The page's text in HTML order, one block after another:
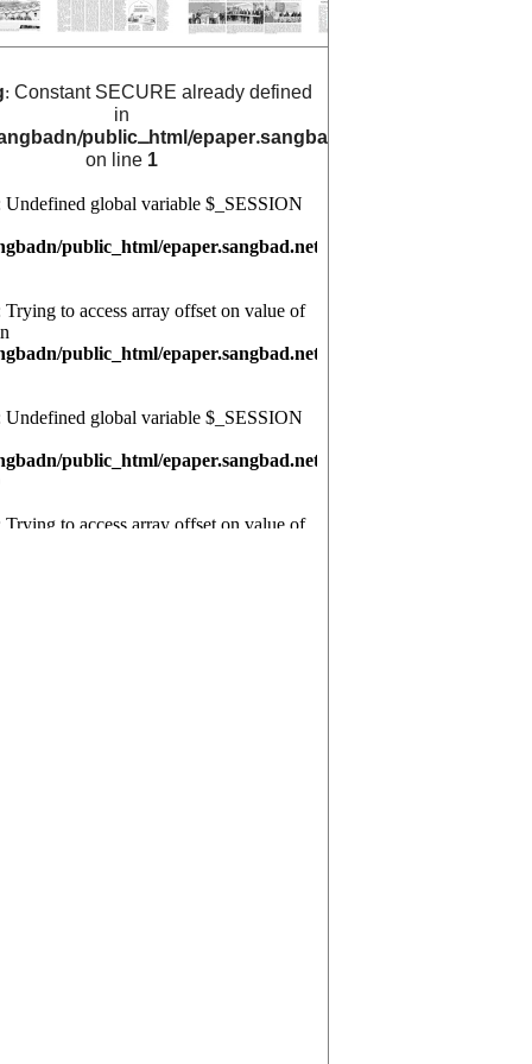
: Constant SECURE already defined
in
public_html/epaper.sangbad.net.bd/
on line 1